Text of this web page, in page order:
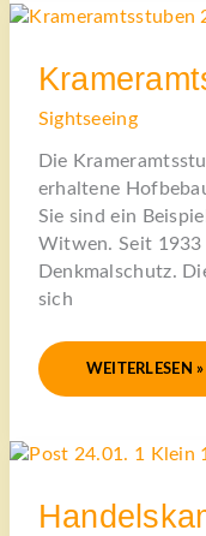
Sightseeing
Die
erhaltene
Sie sind ein
Witwen. Seit 1933
Denkmalschutz.
sich
WEITERLESEN »
HAMBURG